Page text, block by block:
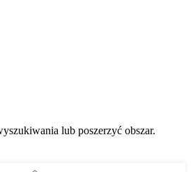
lub poszerzyć obszar.